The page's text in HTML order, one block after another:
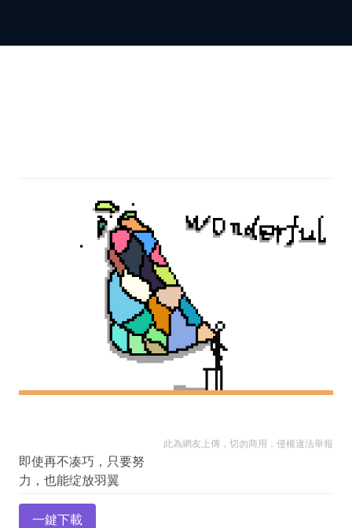
此為網友上傳，切勿商用，侵權違法舉報
即使再不凑巧，只要努
一鍵下載